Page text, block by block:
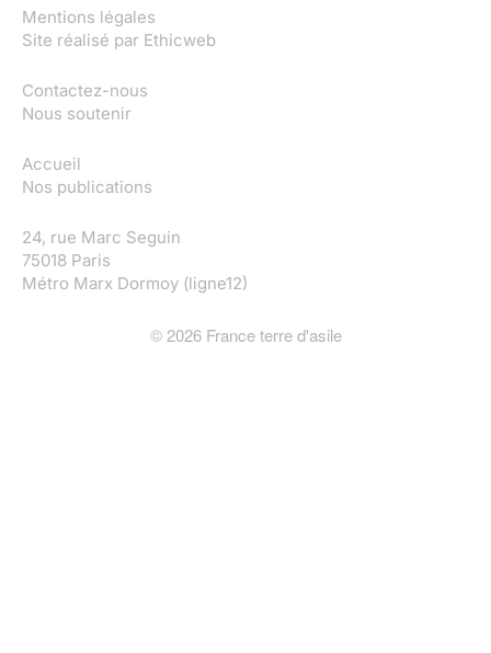
Mentions légales
Site réalisé par Ethicweb
Contactez-nous
Nous soutenir
Accueil
Nos publications
24, rue Marc Seguin
75018 Paris
Métro Marx Dormoy (ligne12)
©2026France terre d'asile